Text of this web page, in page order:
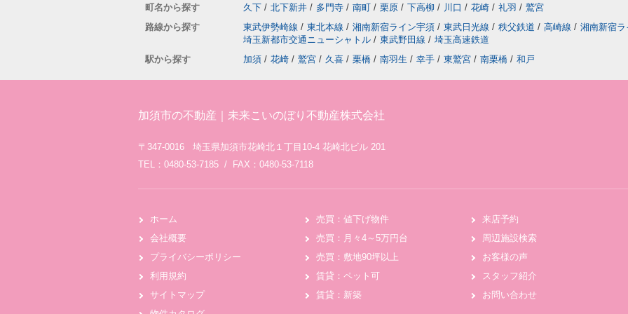
町名から探す
久下 / 北下新井 / 多門寺 / 南町 / 栗原 / 下高柳 / 川口 / 花崎 / 礼羽 / 鷲宮
路線から探す
東武伊勢崎線 / 東北本線 / 湘南新宿ライン宇須 / 東武日光線 / 秩父鉄道 / 高崎線 / 湘南新宿
埼玉新都市交通ニューシャトル / 東武野田線 / 埼玉高速鉄道
駅から探す
加須 / 花崎 / 鷲宮 / 久喜 / 栗橋 / 南羽生 / 幸手 / 東鷲宮 / 南栗橋 / 和戸
加須市の不動産｜未来こいのぼり不動産株式会社
〒347-0016 埼玉県加須市花崎北１丁目10-4 花崎北ビル 201
TEL：0480-53-7185 / FAX：0480-53-7118
ホーム
会社概要
プライバシーポリシー
利用規約
サイトマップ
売買：値下げ物件
売買：月々4～5万円台
売買：敷地90坪以上
賃貸：ペット可
賃貸：新築
来店予約
周辺施設検索
お客様の声
スタッフ紹介
お問い合わせ